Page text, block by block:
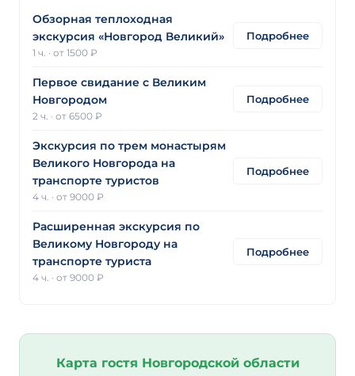
Обзорная теплоходная
экскурсия «Новгород Великий»
1 ч. · от 1500 ₽
Подробнее
Первое свидание с Великим
Новгородом
2 ч. · от 6500 ₽
Подробнее
Экскурсия по трем монастырям
Великого Новгорода на
транспорте туристов
4 ч. · от 9000 ₽
Подробнее
Расширенная экскурсия по
Великому Новгороду на
транспорте туриста
4 ч. · от 9000 ₽
Подробнее
Карта гостя Новгородской области